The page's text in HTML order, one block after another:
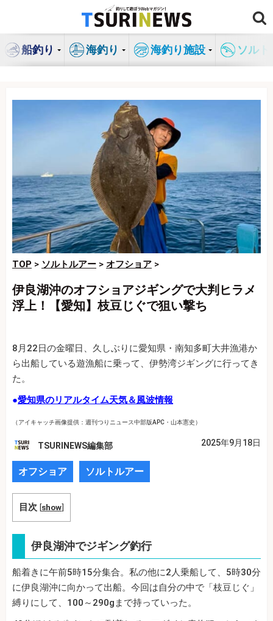
ン
船釣り 海釣り 海釣り施設 ソル
TOP > ソルトルアー > オフショア >
伊良湖沖のオフショアジギングで大判ヒラメ
浮上！【愛知】枝豆じぐで狙い撃ち
8月22日の金曜日、久しぶりに愛知県・南知多町大井漁港か
ら出船している遊漁船に乗って、伊勢湾ジギングに行ってき
た。
●愛知県のリアルタイム天気＆風波情報
（アイキャッチ画像提供：週刊つりニュース中部版APC・山本憲史）
TSURINEWS編集部 2025年9月18日
オフショア ソルトルアー
目次 [show]
伊良湖沖でジギング釣行
船着きに午前5時15分集合。私の他に2人乗船して、5時30分
に伊良湖沖に向かって出船。今回は自分の中で「枝豆じぐ」
縛りにして、100～290gまで持っていった。